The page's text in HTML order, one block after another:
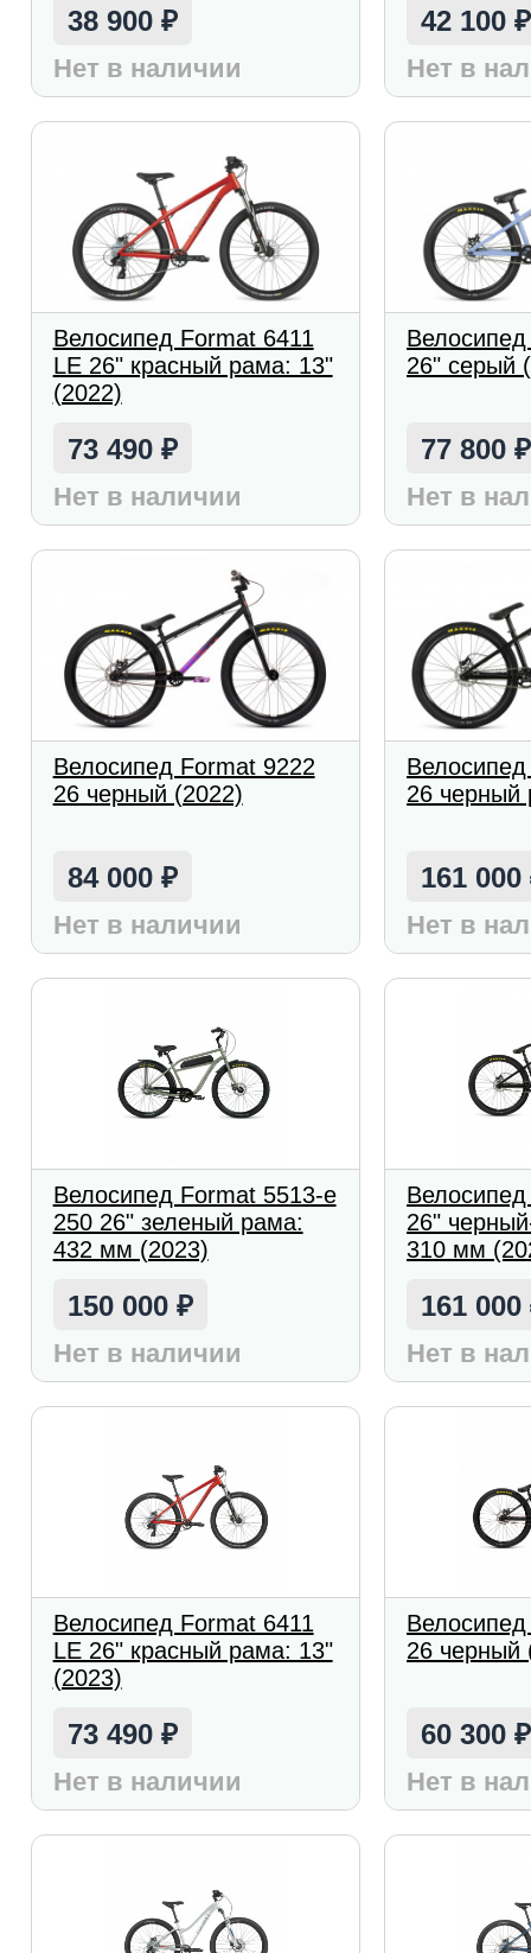
38 900 ₽
Нет в наличии
42 100₽
Нет в
Велосипед Format 6411
LE 26" красный рама: 13"
(2022)
73 490 ₽
Нет в наличии
26" серый
77 800₽
Нет в
Велосипед Format 9222
26 черный (2022)
84 000 ₽
Нет в наличии
26 черный
161 000
Нет в
Велосипед Format 5513-e
250 26" зеленый рама:
432 мм (2023)
150 000 ₽
Нет в наличии
26"
310 мм
161 000
Нет в
Велосипед Format 6411
LE 26" красный рама: 13"
(2023)
73 490 ₽
Нет в наличии
26 черный
60 300₽
Нет в